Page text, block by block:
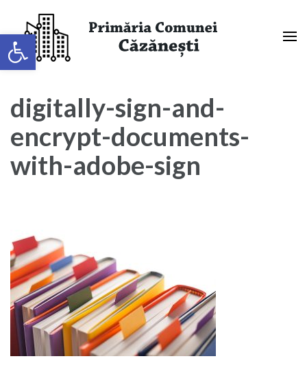
Deschide bara de unelte
conținut
(apasă
Primaria Comunei Căzănești,
Mehedinți
digitally-sign-and-
encrypt-documents-
with-adobe-sign